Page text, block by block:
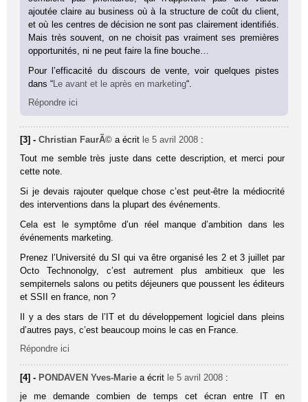
ajoutée claire au business où à la structure de coût du client,
et où les centres de décision ne sont pas clairement identifiés.
Mais très souvent, on ne choisit pas vraiment ses premières
opportunités, ni ne peut faire la fine bouche…
Pour l’efficacité du discours de vente, voir quelques pistes
dans “ Le avant et le après en marketing“.
Répondre ici
[3] -Christian FaurÃ© a écrit le 5 avril 2008 :
Tout me semble très juste dans cette description, et merci pour
cette note.
Si je devais rajouter quelque chose c’est peut-être la médiocrité
des interventions dans la plupart des événements.
Cela est le symptôme d’un réel manque d’ambition dans les
événements marketing.
Prenez l’Université du SI qui va être organisé les 2 et 3 juillet par
Octo Technonolgy, c’est autrement plus ambitieux que les
sempiternels salons ou petits déjeuners que poussent les éditeurs
et SSII en france, non ?
Il y a des stars de l’IT et du développement logiciel dans pleins
d’autres pays, c’est beaucoup moins le cas en France.
Répondre ici
[4] - PONDAVEN Yves-Marie a écrit le 5 avril 2008 :
je me demande combien de temps cet écran entre IT en